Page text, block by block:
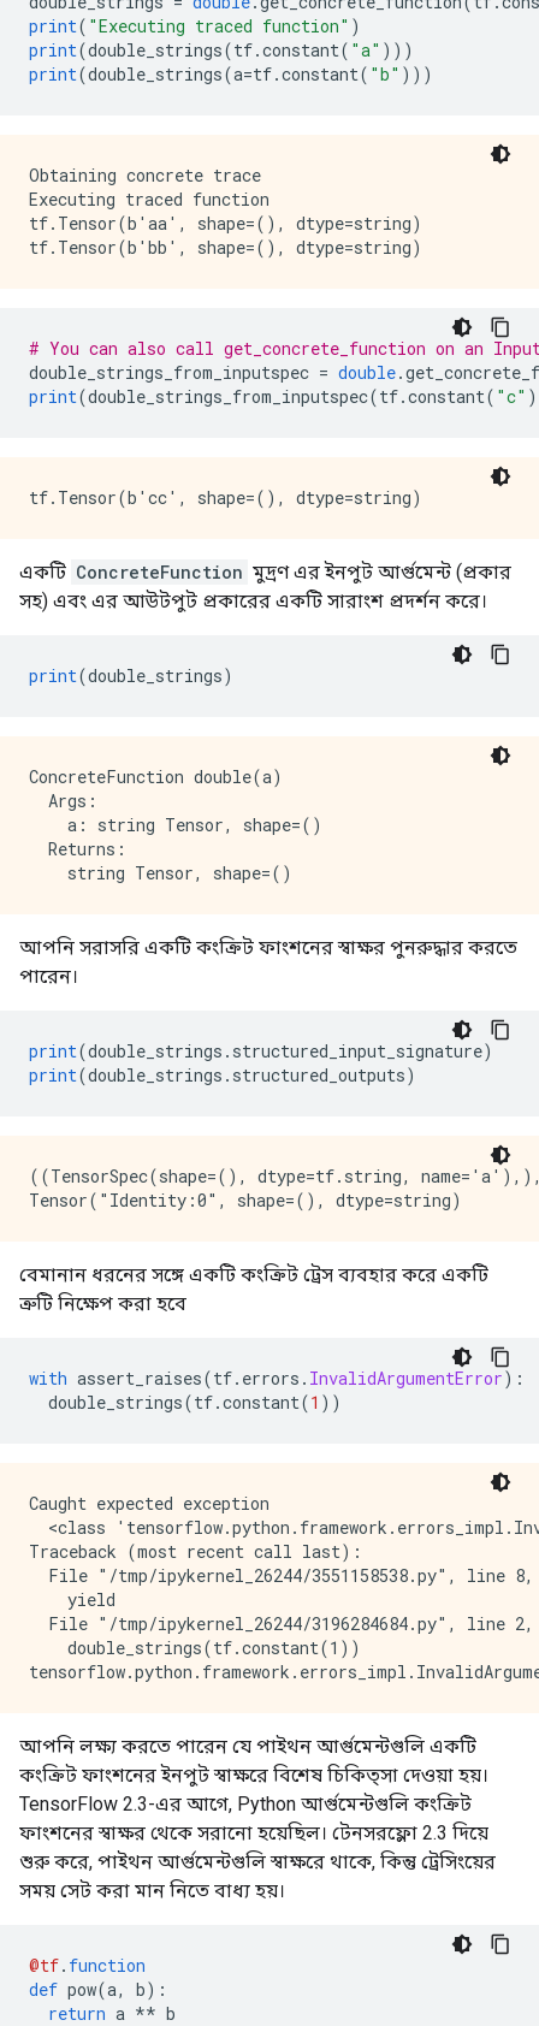
print( "Executing traced function" )
print(double_strings(tf.constant( "a" )))
print(double_strings(a=tf.constant( "b" )))
Obtaining concrete trace
Executing traced function
tf.Tensor(b'aa', shape=(), dtype=string)
# You can also call get_concrete_function on an
double_strings_from_inputspec = double.
print(double_strings_from_inputspec(tf.constant( "c"
একটি ConcreteFunction মুদ্রণ এর ইনপুট আর্গুমেন্ট (প্রকার
সহ) এবং এর আউটপুট প্রকারের একটি সারাংশ প্রদর্শন করে।
print(double_strings)
ConcreteFunction double(a)
  Args:
    a: string Tensor, shape=()
  Returns:
আপনি সরাসরি একটি কংক্রিট ফাংশনের স্বাক্ষর পুনরুদ্ধার করতে
পারেন।
print(double_strings . structured_input_signature)
print(double_strings . structured_outputs)
((TensorSpec(shape=(), dtype=tf.string,
বেমানান ধরনের সঙ্গে একটি কংক্রিট ট্রেস ব্যবহার করে একটি
ত্রুটি নিক্ষেপ করা হবে
with assert_raises(tf. errors . InvalidArgumentError):
double_strings(tf.constant(1 ))
Caught expected exception
<class
Traceback (most recent call last):
File "/tmp/ipykernel_26244/3551158538.py", line
    yield
File "/tmp/ipykernel_26244/3196284684.py", line
    double_strings(tf.constant(1))
আপনি লক্ষ্য করতে পারেন যে পাইথন আর্গুমেন্টগুলি একটি
কংক্রিট ফাংশনের ইনপুট স্বাক্ষরে বিশেষ চিকিত্সা দেওয়া হয়।
TensorFlow 2.3-এর আগে, Python আর্গুমেন্টগুলি কংক্রিট
ফাংশনের স্বাক্ষর থেকে সরানো হয়েছিল। টেনসরফ্লো 2.3 দিয়ে
শুরু করে, পাইথন আর্গুমেন্টগুলি স্বাক্ষরে থাকে, কিন্তু ট্রেসিংয়ের
সময় সেট করা মান নিতে বাধ্য হয়।
@tf. function
def pow(a, b):
return a ** b